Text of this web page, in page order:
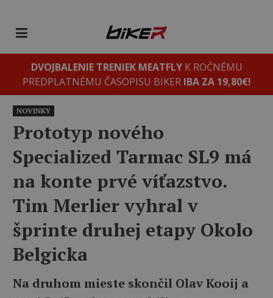
DVOJBALENIE TRENIEK MEATFLYK ROČNÉMU
PREDPLATNÉMU ČASOPISU BIKER IBA ZA 19,80€!
NOVINKY
Prototyp nového
Specialized Tarmac SL9 má
na konte prvé víťazstvo.
Tim Merlier vyhral v
šprinte druhej etapy Okolo
Belgicka
Na druhom mieste skončil Olav Kooij a